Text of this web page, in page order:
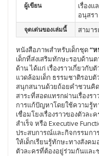
ผู้เขียน
เรื่อง
อนุสร
จุดเด่นของเล่มนี้ สามา
หนังสือภาพสำหรับเด็กชุด“
เด็กที่ส่งเสริมทักษะรอบด้าน
ด้าน ได้แก่ เรื่องราวเกี่ยวกับ
แวดล้อมเด็ก ธรรมชาติรอบตั
สนุกสนานด้วยถ้อยคำชวนคิ
สาระที่สอดแทรกผ่านเรื่องร
การแก้ปัญหาโดยใช้ความรู้ท
เชื่อมโยงเรื่องราวของตัวล
สำเร็จ หรือ Executive
ประสบการณ์และกิจกรรมกา
ให้เด็กเรียนรู้ทักษะทางสังค
ตัวละครที่ต้องอยู่ร่วมกันและ